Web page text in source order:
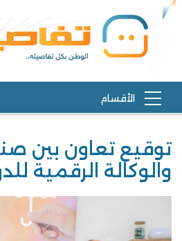
والوكالة الرقمية